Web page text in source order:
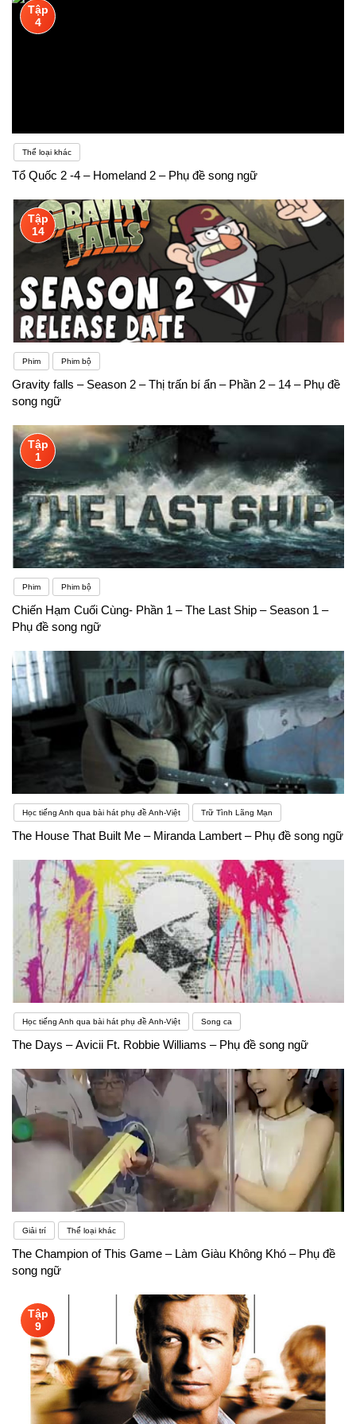
lẽ các bạn cũng có thể dễ dàng nhận thấy tiếng Anh
thời gian mấy năm cho việc học tiếng Anh, trong khi
có thể chọn một ngành học khác và học thêm tiếng
Tập
4
Thể loại khác
Tổ Quốc 2 -4 – Homeland 2 – Phụ đề song ngữ
Tập
14
Phim Phim bộ
Gravity falls – Season 2 – Thị trấn bí ẩn – Phần 2 – 14 – Phụ đề
song ngữ
Tập
1
Phim Phim bộ
Chiến Hạm Cuối Cùng- Phần 1 – The Last Ship – Season 1 –
Phụ đề song ngữ
Học tiếng Anh qua bài hát phụ đề Anh-Việt Trữ Tình Lãng Mạn
The House That Built Me – Miranda Lambert – Phụ đề song ngữ
Học tiếng Anh qua bài hát phụ đề Anh-Việt Song ca
The Days – Avicii Ft. Robbie Williams – Phụ đề song ngữ
Giải trí Thể loại khác
The Champion of This Game – Làm Giàu Không Khó – Phụ đề
song ngữ
Tập
9